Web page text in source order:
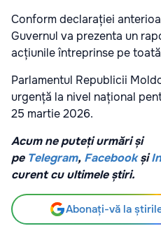
Conform declarației
Guvernul va prezenta un
acțiunile întreprinse pe
Parlamentul Republicii
urgență la nivel național
25 martie 2026.
Acum ne puteți urmări și
pe Telegram, Facebook și
curent cu ultimele știri.
Abonați-vă la